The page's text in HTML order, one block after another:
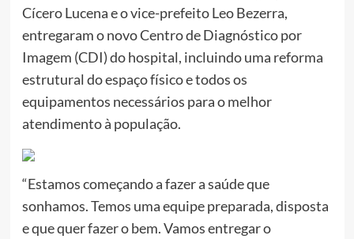
Cícero Lucena e o vice-prefeito Leo Bezerra,
entregaram o novo Centro de Diagnóstico por
Imagem (CDI) do hospital, incluindo uma reforma
estrutural do espaço físico e todos os
equipamentos necessários para o melhor
atendimento à população.
“Estamos começando a fazer a saúde que
sonhamos. Temos uma equipe preparada, disposta
e que quer fazer o bem. Vamos entregar o